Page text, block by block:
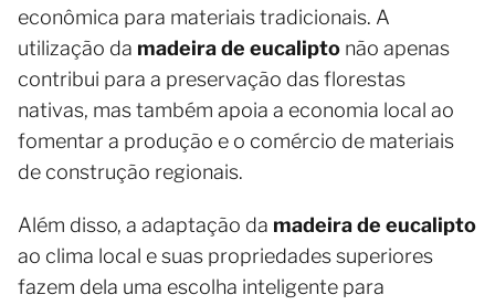
econômica para materiais tradicionais. A
utilização da madeira de eucalipto não apenas
contribui para a preservação das florestas
nativas, mas também apoia a economia local ao
fomentar a produção e o comércio de materiais
de construção regionais.
Além disso, a adaptação da madeira de eucalipto
ao clima local e suas propriedades superiores
fazem dela uma escolha inteligente para